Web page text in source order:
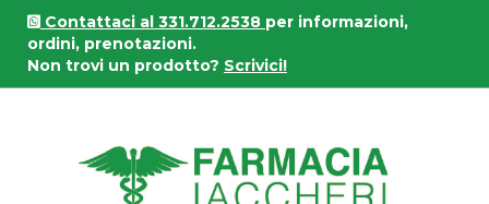
Passa
contenuto
principale
Contattaci al 331.712.2538 per informazioni,
ordini, prenotazioni.
Non trovi un prodotto? Scrivici!